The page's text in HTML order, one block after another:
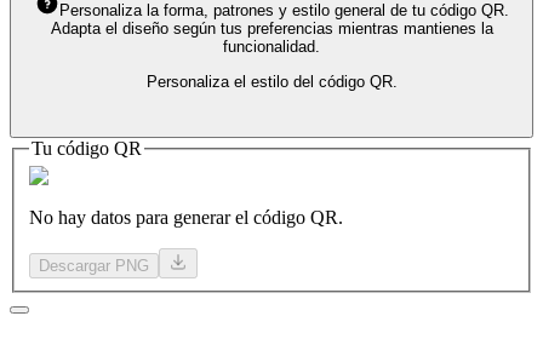
Personaliza la forma, patrones y estilo general de tu código QR.
Adapta el diseño según tus preferencias mientras mantienes la
funcionalidad.
Personaliza el estilo del código QR.
Tu código QR
No hay datos para generar el código QR.
Descargar PNG